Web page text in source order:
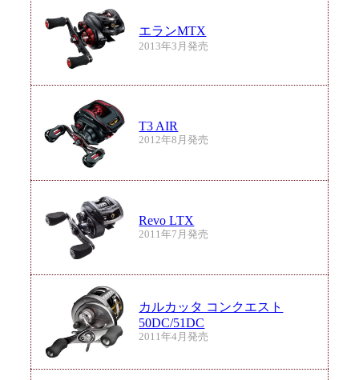
エランMTX
2013年3月発売
T3 AIR
2012年8月発売
Revo LTX
2011年7月発売
カルカッタ コンクエスト
50DC/51DC
2011年4月発売